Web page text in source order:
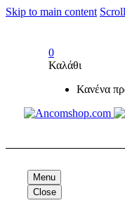
Skip to main content
0
Καλάθι
Κανένα
Menu
Close